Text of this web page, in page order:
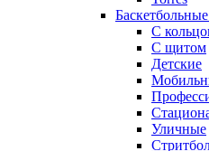
С
С щитом
Детские
Уличные